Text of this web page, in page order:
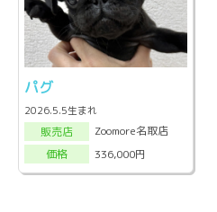
パグ
2026.5.5生まれ
販売店
Zoomore名取店
価格
336,000円